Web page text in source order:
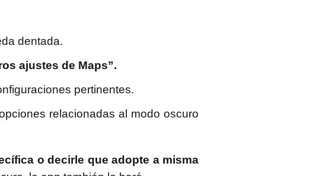
dentada.
ajustes de Maps”.
pertinentes.
relacionadas al modo oscuro
o decirle que adopte a misma